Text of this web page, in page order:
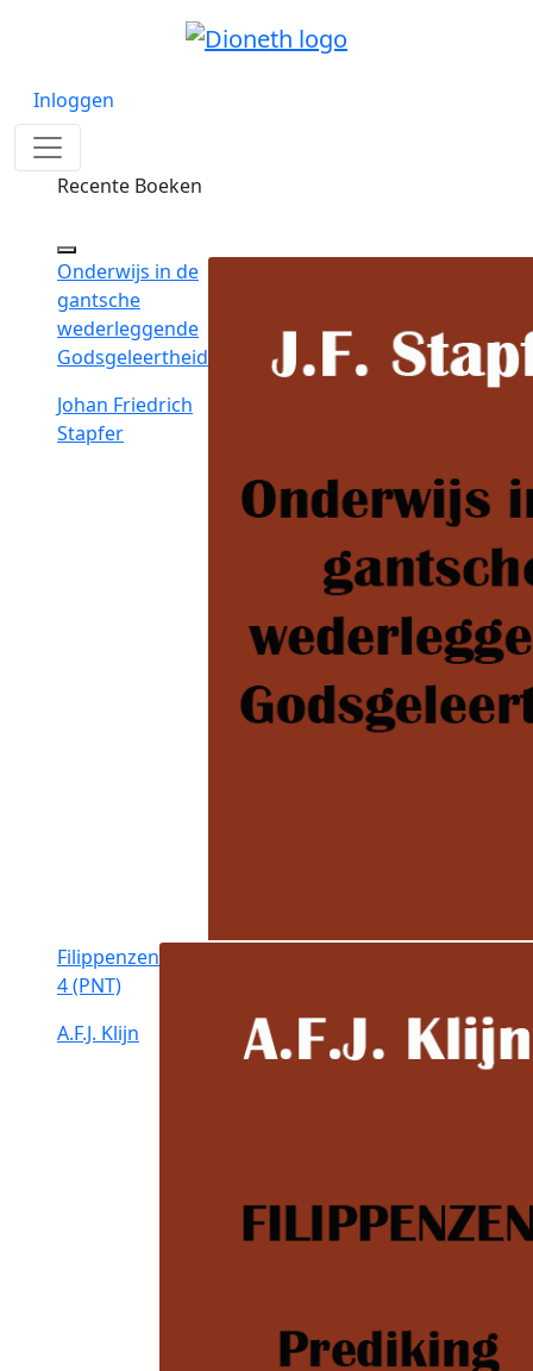
Inloggen
Recente Boeken
Onderwijs in de
gantsche
wederleggende
Godsgeleertheid
Johan Friedrich
Stapfer
Filippenzen
4 (PNT)
A.F.J. Klijn